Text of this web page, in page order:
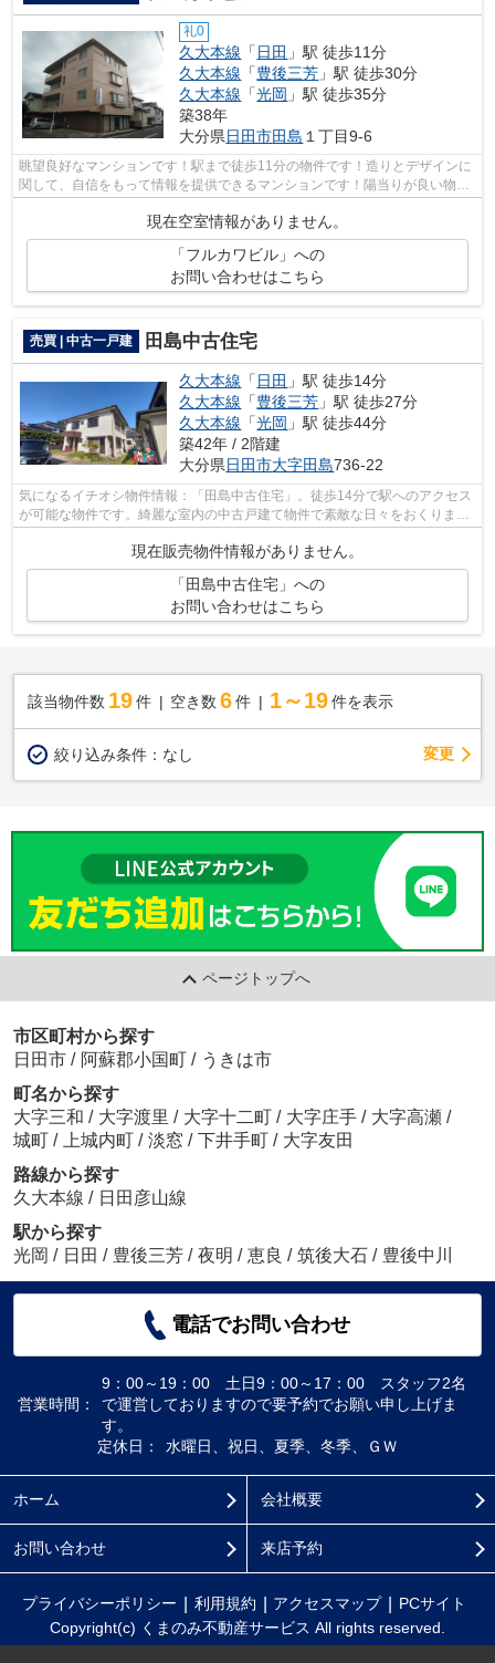
礼0
久大本線 「 日田 」駅 徒歩11分
久大本線 「豊後三芳 」駅 徒歩30分
久大本線 「光岡 」駅 徒歩35分
築38年
大分県日田市田島 １丁目9-6
眺望良好なマンションです！駅まで徒歩11分の物件です！造りとデザインに
関して、自信をもって情報を提供できるマンションです！陽当りが良い物件
現在空室情報がありません。
「フルカワビル」への
お問い合わせはこちら
売買 | 中古一戸建 田島中古住宅
久大本線 「 日田 」駅 徒歩14分
久大本線 「豊後三芳 」駅 徒歩27分
久大本線 「光岡 」駅 徒歩44分
築42年 / 2階建
大分県日田市大字田島736-22
気になるイチオシ物件情報：「田島中古住宅」。徒歩14分で駅へのアクセス
が可能な物件です。綺麗な室内の中古戸建て物件で素敵な日々をおくりませ
んか。日田市に特化した当社には、不...
現在販売物件情報がありません。
「田島中古住宅」への
お問い合わせはこちら
該当物件数 19件 空き数 6 件 1～19 件を表示
絞り込み条件： なし 変更
ページトップへ
市区町村から探す
日田市 / 阿蘇郡小国町 / うきは市
町名から探す
大字三和 / 大字渡里 / 大字十二町 / 大字庄手 / 大字高瀬 /
城町 / 上城内町 / 淡窓 / 下井手町 / 大字友田
路線から探す
久大本線 / 日田彦山線
駅から探す
光岡 / 日田 / 豊後三芳 / 夜明 / 恵良 / 筑後大石 / 豊後中川
電話でお問い合わせ
営業時間：
9：00～19：00 土日9：00～17：00 スタッフ2名
で運営しておりますので要予約でお願い申し上げま
す。
定休日：
水曜日、祝日、夏季、冬季、ＧＷ
ホーム 会社概要
お問い合わせ 来店予約
プライバシーポリシー 利用規約 アクセスマップ
PCサイト
Copyright(c) くまのみ不動産サービス All rights reserved.